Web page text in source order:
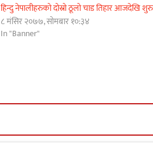
हिन्दु नेपालीहरुको दोस्रो ठूलो चाड तिहार आजदेखि शुरु
८ मंसिर २०७७, सोमबार १०:३४
In "Banner"